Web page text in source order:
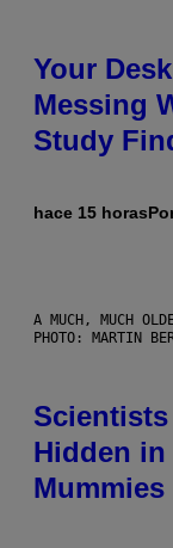
Your
Messing
Study
hace 15 horas
A MUCH, MUCH
PHOTO: MARTIN
Hidden in
Mummies